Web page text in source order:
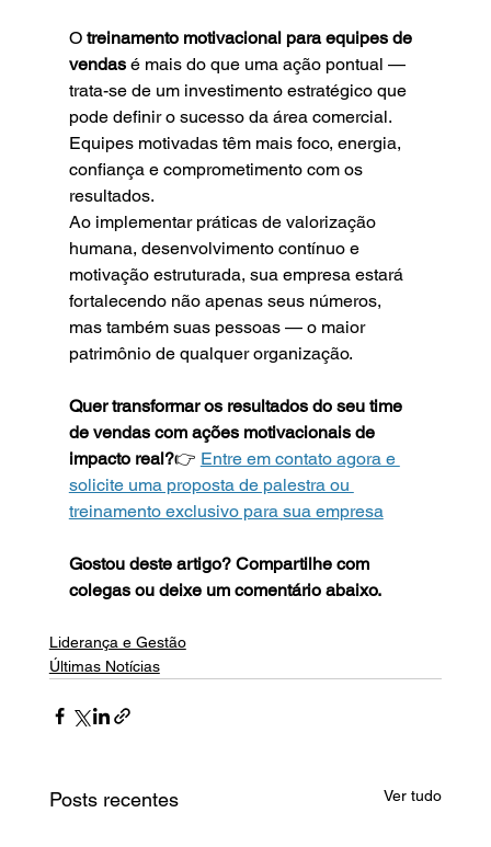
O treinamento motivacional para equipes de
vendas é mais do que uma ação pontual —
trata-se de um investimento estratégico que
pode definir o sucesso da área comercial.
Equipes motivadas têm mais foco, energia,
confiança e comprometimento com os
resultados.
Ao implementar práticas de valorização
humana, desenvolvimento contínuo e
motivação estruturada, sua empresa estará
fortalecendo não apenas seus números,
mas também suas pessoas — o maior
patrimônio de qualquer organização.
Quer transformar os resultados do seu time
de vendas com ações motivacionais de
impacto real?👉 Entre em contato agora e
solicite uma proposta de palestra ou
treinamento exclusivo para sua empresa
Gostou deste artigo? Compartilhe com
colegas ou deixe um comentário abaixo.
Liderança e Gestão
Últimas Notícias
Posts recentes Ver tudo